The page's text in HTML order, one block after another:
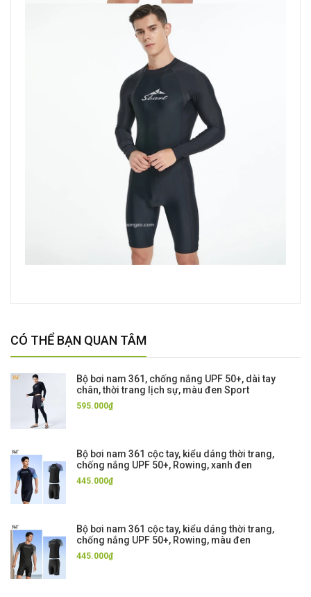
CÓ THỂ BẠN QUAN TÂM
Bộ bơi nam 361, chống nắng UPF 50+, dài tay
chân, thời trang lịch sự, màu đen Sport
595.000₫
Bộ bơi nam 361 cộc tay, kiểu dáng thời trang,
chống nắng UPF 50+, Rowing, xanh đen
445.000₫
Bộ bơi nam 361 cộc tay, kiểu dáng thời trang,
chống nắng UPF 50+, Rowing, màu đen
445.000₫